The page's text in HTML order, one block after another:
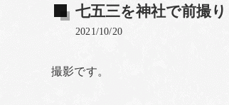
七五三を神社で前撮り
2021/10/20
撮影です。